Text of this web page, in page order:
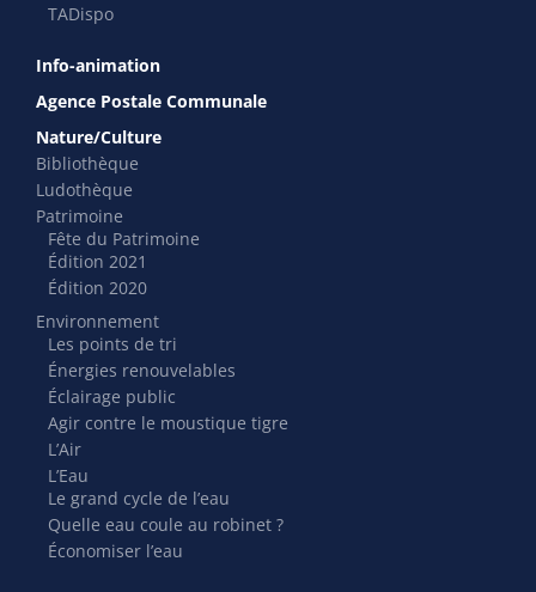
TADispo
Info-animation
Agence Postale Communale
Nature/Culture
Bibliothèque
Ludothèque
Patrimoine
Fête du Patrimoine
Édition 2021
Édition 2020
Environnement
Les points de tri
Énergies renouvelables
Éclairage public
Agir contre le moustique tigre
L’Air
L’Eau
Le grand cycle de l’eau
Quelle eau coule au robinet ?
Économiser l’eau